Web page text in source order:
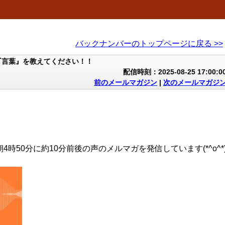
バックナンバーのトップページに戻る >>
葉』を教えてください！！
配信時刻：2025-08-25
前のメールマガジン | 次のメールマガジ
時50分に約10分前後の声のメルマガを発信しています